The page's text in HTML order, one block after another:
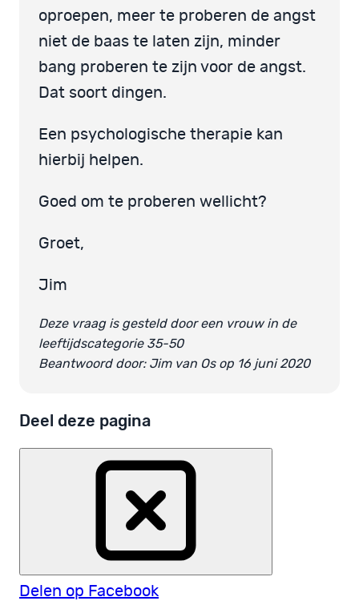
oproepen, meer te proberen de angst
niet de baas te laten zijn, minder
bang proberen te zijn voor de angst.
Dat soort dingen.
Een psychologische therapie kan
hierbij helpen.
Goed om te proberen wellicht?
Groet,
Jim
Deze vraag is gesteld door een vrouw in de
leeftijdscategorie 35-50
Beantwoord door: Jim van Os op 16 juni 2020
Deel deze pagina
Delen op Facebook